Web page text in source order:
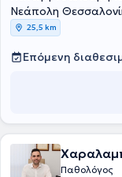
Νεάπολη
25,5 km
Επόμενη
Παθολόγος